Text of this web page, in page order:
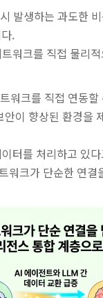
발생하는 과도한
.
워크를 직접 물리
워크를 직접 연동할
이 향상된 환경을
터를 처리하고 있다
워크가 단순한 연결